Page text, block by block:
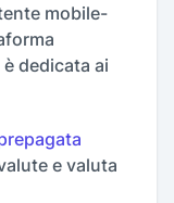
mobile-
dedicata ai
e valuta